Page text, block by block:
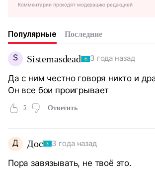
Комментарии проходят модерацию редакцией
Популярные Последние
S Sistemasdead 3 года назад
Да с ним честно говоря никто и
Он все бои проигрывает
5 Ответить
Д Дос 3 года назад
Пора завязывать, не твоё это.